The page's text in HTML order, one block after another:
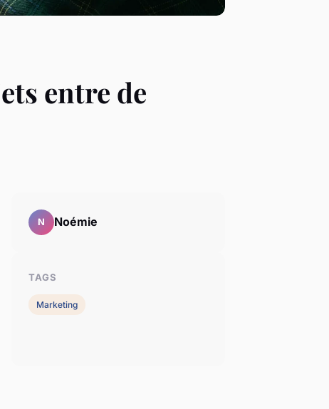
entre de
N Noémie
TAGS
Marketing